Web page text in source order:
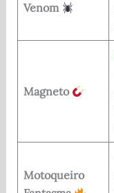
Venom
Magneto
Motoqueiro